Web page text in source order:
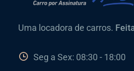
Uma locadora de carros.
Seg a Sex: 08:30 - 18:00